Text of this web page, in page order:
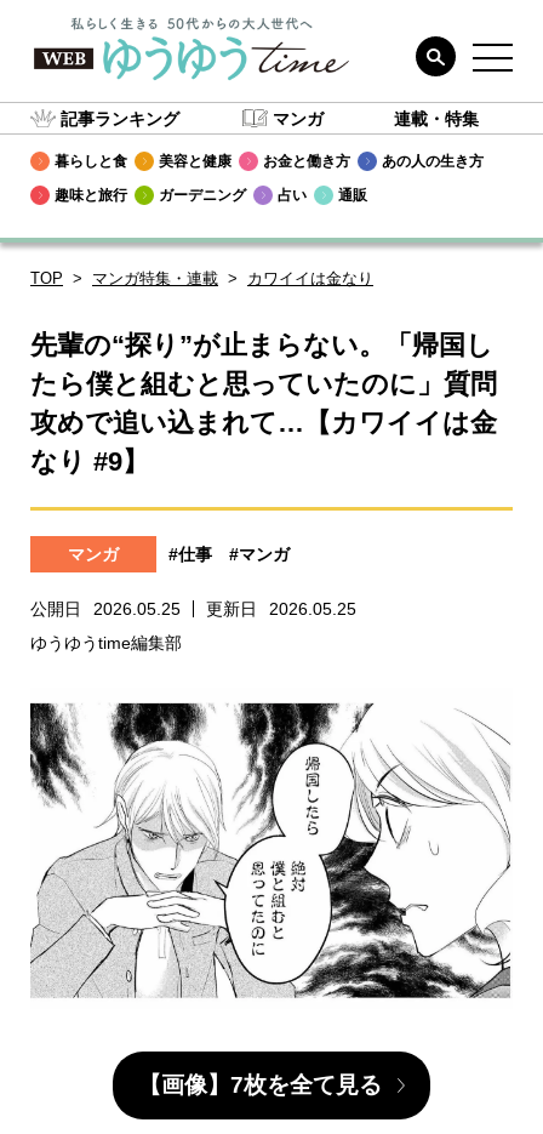
記事ランキング マンガ 連載・特集
暮らしと食 美容と健康 お金と働き方
あの人の生き方
趣味と旅行
ガーデニング 占い 通販
TOP マンガ特集・連載 カワイイは金なり
先輩の“探り”が止まらない。「帰国し
たら僕と組むと思っていたのに」質問
攻めで追い込まれて…【カワイイは金
なり #9】
マンガ #仕事 #マンガ
公開日 2026.05.25 更新日
2026.05.25
ゆうゆうtime編集部
【画像】7枚を全て見る